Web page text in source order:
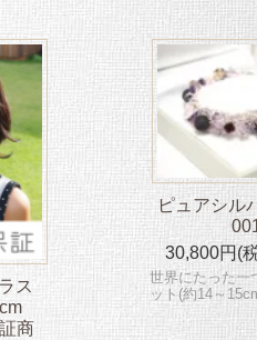
ス
商
ピュアシル
30,800円(
世界にたった一
ット(約14～